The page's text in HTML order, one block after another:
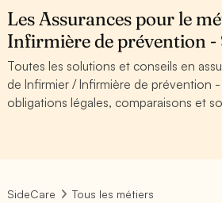
Les Assurances pour le
Infirmière de prévention -
Toutes les solutions et conseils en
de Infirmier / Infirmière de prévention -
obligations légales, comparaisons et
SideCare
Tous les métiers